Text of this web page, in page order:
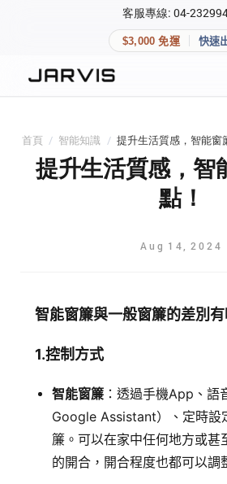
客服專線: 04-
$3,000 免運 快速
首頁 / 智能知識 / 提升生活質感，智能窗
提升生活質感，智
點！
Aug 14 2024
智能窗簾與一般窗簾的差別有
1.控制方式
智能窗簾：透過手機App、語
Google Assistant）、定時設
簾。可以在家中任何地方或甚
的開合，開合程度也都可以調
快速連結
Matter 智慧家庭
精品家電
登入後可查看訂單、會員資料與收藏清單
登入會員
追蹤我的訂單
會員資料管理
查看我的最愛
加入 JARVIS VIP